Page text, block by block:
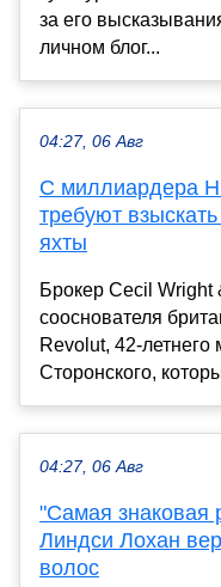
за его
личном блог...
04:27, 06 Авг
С миллиардера
требуют
яхты
Брокер Cecil Wright
сооснователя
Revolut, 42-
Сторонского,
04:27, 06 Авг
"Самая знаковая
Линдси Лохан
волос